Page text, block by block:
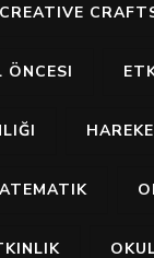
CREATIVE
ÖNCESI